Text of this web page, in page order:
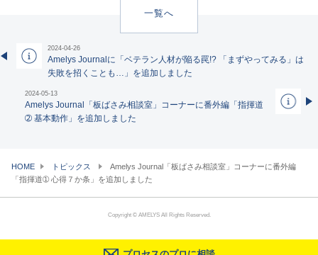
一覧へ
2024-04-26
Amelys Journalに「ベテラン人材が陥る罠!? 「まずやってみる」は
失敗を招くことも…」を追加しました
2024-05-13
Amelys Journal「板ばさみ相談室」コーナーに番外編「指揮道
➁ 基本動作」を追加しました
HOME トピックス
Amelys Journal「板ばさみ相談室」コーナーに番外編
「指揮道➀ 心得７か条」を追加しました
Copyright © AMELYS All Rights Reserved.